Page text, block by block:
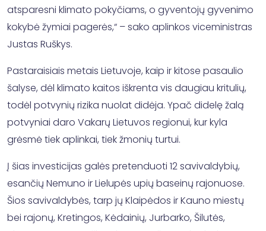
atsparesni klimato pokyčiams, o gyventojų gyvenimo
kokybė žymiai pagerės,“ – sako aplinkos viceministras
Justas Ruškys.
Pastaraisiais metais Lietuvoje, kaip ir kitose pasaulio
šalyse, dėl klimato kaitos iškrenta vis daugiau kritulių,
todėl potvynių rizika nuolat didėja. Ypač didelę žalą
potvyniai daro Vakarų Lietuvos regionui, kur kyla
grėsmė tiek aplinkai, tiek žmonių turtui.
Į šias investicijas galės pretenduoti 12 savivaldybių,
esančių Nemuno ir Lielupės upių baseinų rajonuose.
Šios savivaldybės, tarp jų Klaipėdos ir Kauno miestų
bei rajonų, Kretingos, Kėdainių, Jurbarko, Šilutės,